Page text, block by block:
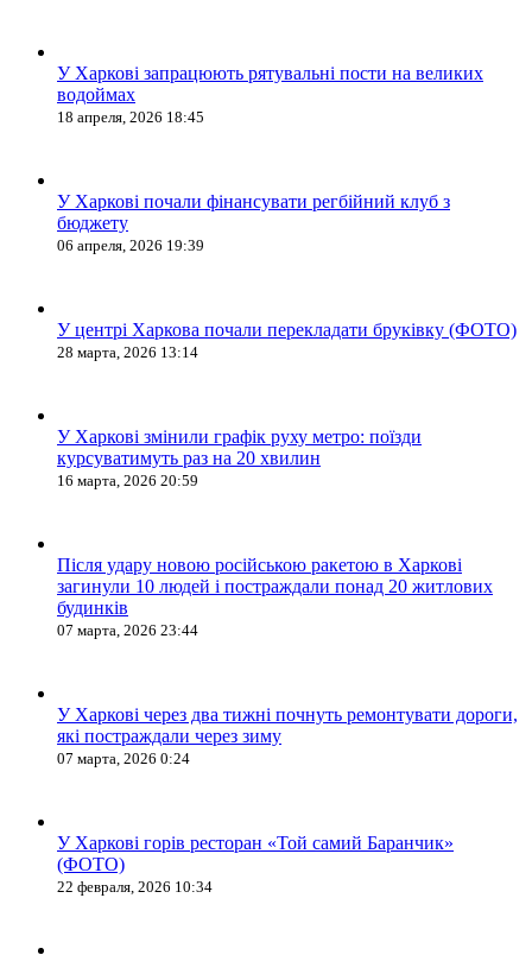
У Харкові запрацюють рятувальні пости на великих
водоймах
18 апреля, 2026 18:45
У Харкові почали фінансувати регбійний клуб з
бюджету
06 апреля, 2026 19:39
У центрі Харкова почали перекладати бруківку (ФОТО)
28 марта, 2026 13:14
У Харкові змінили графік руху метро: поїзди
курсуватимуть раз на 20 хвилин
16 марта, 2026 20:59
Після удару новою російською ракетою в Харкові
загинули 10 людей і постраждали понад 20 житлових
будинків
07 марта, 2026 23:44
У Харкові через два тижні почнуть ремонтувати дороги,
які постраждали через зиму
07 марта, 2026 0:24
У Харкові горів ресторан «Той самий Баранчик»
(ФОТО)
22 февраля, 2026 10:34